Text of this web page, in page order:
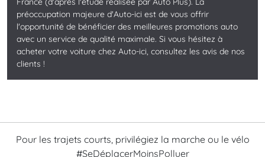
préoccupation majeure d'Auto-ici est de vous offrir
l'opportunité de bénéficier des meilleures promotions auto
avec un service de qualité maximale. Si vous hésitez à
acheter votre voiture chez Auto-ici, consultez les avis de nos
clients !
Pour les trajets courts, privilégiez la marche ou le vélo
#SeDéplacerMoinsPolluer